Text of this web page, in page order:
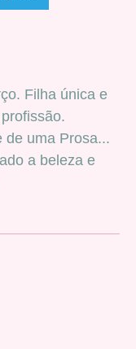
Filha única e
de uma Prosa...
a beleza e